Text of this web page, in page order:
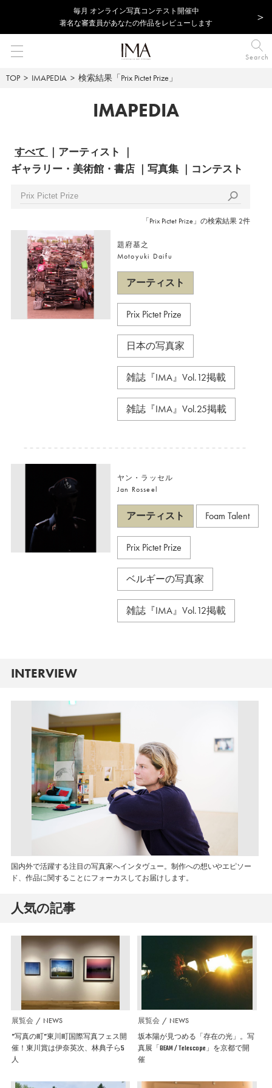
毎⽉ オンライン写真コンテスト開催中
著名な審査員があなたの作品をレビューします
Search
TOP IMAPEDIA 検索結果「Prix Pictet Prize」
IMAPEDIA
すべて
アーティスト
ギャラリー・美術館・書店
写真集 コンテスト
「Prix Pictet Prize」の検索結果 2件
題府基之
Motoyuki Daifu
アーティスト
Prix Pictet Prize
日本の写真家
雑誌『IMA』Vol.12掲載
雑誌『IMA』Vol.25掲載
ヤン・ラッセル
Jan Rosseel
アーティスト Foam Talent
Prix Pictet Prize
ベルギーの写真家
雑誌『IMA』Vol.12掲載
INTERVIEW
国内外で活躍する注目の写真家へインタヴュー。制作への想いやエピソー
ド、作品に関することにフォーカスしてお届けします。
人気の記事
展覧会 NEWS
”写真の町”東川町国際写真フェス開
催！東川賞は伊奈英次、林典子ら5
人
展覧会 NEWS
坂本陽が見つめる「存在の光」。写
真展「BEAM / Telescope」を京都で開
催